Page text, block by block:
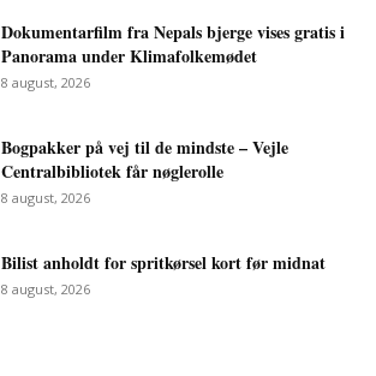
Dokumentarfilm fra Nepals bjerge vises gratis i
Panorama under Klimafolkemødet
8 august, 2026
Bogpakker på vej til de mindste – Vejle
Centralbibliotek får nøglerolle
8 august, 2026
Bilist anholdt for spritkørsel kort før midnat
8 august, 2026